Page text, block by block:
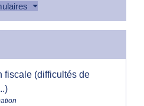
fiscale (difficultés de